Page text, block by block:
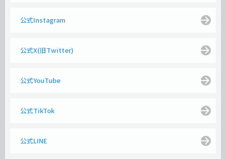
公式Instagram
公式X(旧Twitter)
公式YouTube
公式TikTok
公式LINE